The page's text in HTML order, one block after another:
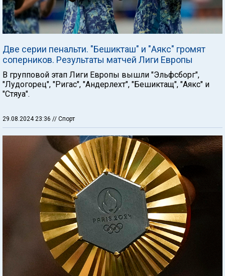
Две серии пенальти. "Бешикташ" и "Аякс" громят
соперников. Результаты матчей Лиги Европы
В групповой этап Лиги Европы вышли "Эльфсборг",
"Лудогорец", "Ригас", "Андерлехт", "Бешиктащ", "Аякс" и
"Стяуа".
29.08.2024 23:36 // Спорт